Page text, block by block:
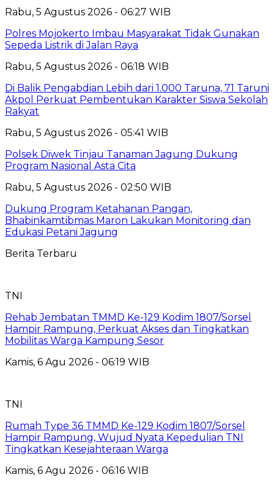
Rabu, 5 Agustus 2026 - 06:27 WIB
Polres Mojokerto Imbau Masyarakat Tidak Gunakan
Sepeda Listrik di Jalan Raya
Rabu, 5 Agustus 2026 - 06:18 WIB
Di Balik Pengabdian Lebih dari 1.000 Taruna, 71 Taruni
Akpol Perkuat Pembentukan Karakter Siswa Sekolah
Rakyat
Rabu, 5 Agustus 2026 - 05:41 WIB
Polsek Diwek Tinjau Tanaman Jagung Dukung
Program Nasional Asta Cita
Rabu, 5 Agustus 2026 - 02:50 WIB
Dukung Program Ketahanan Pangan,
Bhabinkamtibmas Maron Lakukan Monitoring dan
Edukasi Petani Jagung
Berita Terbaru
TNI
Rehab Jembatan TMMD Ke-129 Kodim 1807/Sorsel
Hampir Rampung, Perkuat Akses dan Tingkatkan
Mobilitas Warga Kampung Sesor
Kamis, 6 Agu 2026 - 06:19 WIB
TNI
Rumah Type 36 TMMD Ke-129 Kodim 1807/Sorsel
Hampir Rampung, Wujud Nyata Kepedulian TNI
Tingkatkan Kesejahteraan Warga
Kamis, 6 Agu 2026 - 06:16 WIB